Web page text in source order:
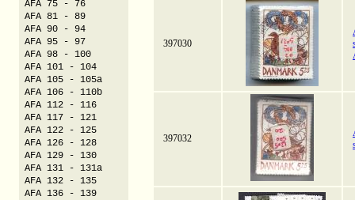
397030
397032
AFA 75 - 76
AFA 81 - 89
AFA 90 - 94
AFA 95 - 97
AFA 98 - 100
AFA 101 - 104
AFA 105 - 105a
AFA 106 - 110b
AFA 112 - 116
AFA 117 - 121
AFA 122 - 125
AFA 126 - 128
AFA 129 - 130
AFA 131 - 131a
AFA 132 - 135
AFA 136 - 139